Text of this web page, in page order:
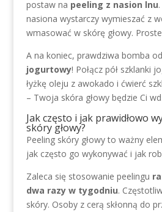
postaw na peeling z nasion lnu
nasiona wystarczy wymieszać z
wmasować w skórę głowy.
A na koniec, prawdziwa bomba
jogurtowy! Połącz pół szklanki
łyżkę oleju z awokado i ćwierć
– Twoja skóra głowy będzie Ci
Jak często i jak prawidłowo
skóry głowy?
Peeling skóry głowy to ważny
jak często go wykonywać i jak
Zaleca się stosowanie peelingu
dwa razy w tygodniu.
skóry. Osoby z cerą skłonną do